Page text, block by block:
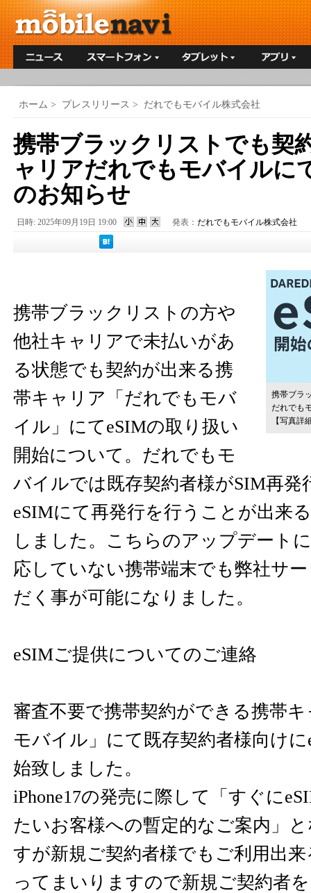
ホーム > プレスリリース > だれでもモバイル株式会社
携帯ブラックリストでも契
ャリアだれでもモバイルに
のお知らせ
日時: 2025年09月19日 19:00 発表： だれでもモバイル株式会社
携帯ブラ
だれでも
【写真詳
携帯ブラックリストの方や
他社キャリアで未払いがあ
る状態でも契約が出来る携
帯キャリア「だれでもモバ
イル」にてeSIMの取り扱い
開始について。だれでもモ
バイルでは既存契約者様がSIM再発
eSIMにて再発行を行うことが出来
しました。こちらのアップデート
応していない携帯端末でも弊社サ
だく事が可能になりました。
eSIMご提供についてのご連絡
審査不要で携帯契約ができる携帯
モバイル」にて既存契約者様向け
始致しました。
iPhone17の発売に際して「すぐに
たいお客様への暫定的なご案内」
すが新規ご契約者様でもご利用出
ってまいりますので新規ご契約者